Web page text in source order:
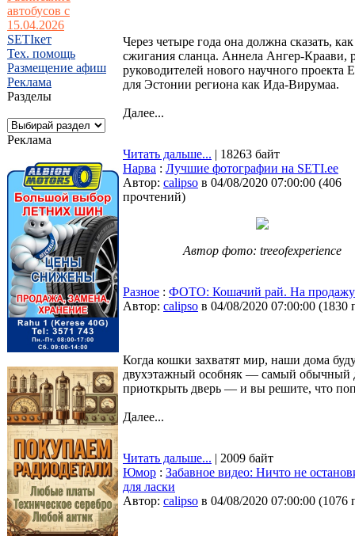
автобусов с
15.04.2026
SETIкет
Тех. помощь
Размещение афиш
Реклама
Разделы
Реклама
Через четыре года она должна сказать,
сжигания сланца. Аннела Ангер-Краави,
руководителей нового научного проекта
для Эстонии региона как Ида-Вирумаа.
Далее...
Читать дальше... | 18263 байт
Нарва : Лучшие фотографии на SETI.ee
Автор: calipso в 04/08/2020 07:00:00 (406
прочтений)
Автор фото: treeofexperience
Разное : ФОТО: Кошачий рай. На продажу
Автор: calipso в 04/08/2020 07:00:00 (1830
Когда кошки захватят мир, наши дома
двухэтажный особняк — самый обычный
приоткрыть дверь — и вы решите, что
Далее...
Читать дальше... | 2009 байт
Юмор : Забавное видео: Ничто не
для ласки
Автор: calipso в 04/08/2020 07:00:00 (1076